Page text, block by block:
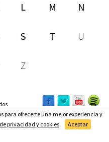
para ofrecerte una mejor experiencia y
privacidad y cookies. Aceptar
L M N
S T U
Z